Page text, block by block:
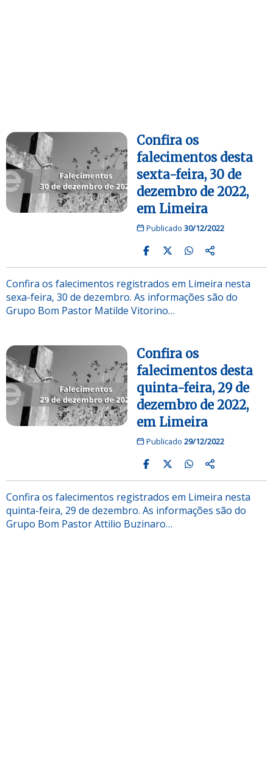
Confira os
falecimentos desta
sexta-feira, 30 de
dezembro de 2022,
em Limeira
Publicado 30/12/2022
Confira os falecimentos registrados em Limeira nesta
sexa-feira, 30 de dezembro. As informações são do
Grupo Bom Pastor Matilde Vitorino…
Confira os
falecimentos desta
quinta-feira, 29 de
dezembro de 2022,
em Limeira
Publicado 29/12/2022
Confira os falecimentos registrados em Limeira nesta
quinta-feira, 29 de dezembro. As informações são do
Grupo Bom Pastor Attilio Buzinaro…